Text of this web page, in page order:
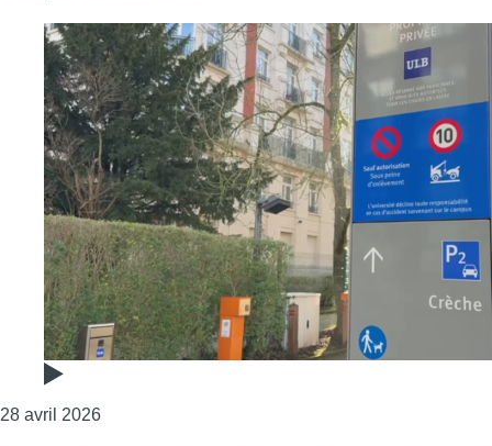
28 avril 2026Consulter l'article "Pédocriminalité : l’ancienne